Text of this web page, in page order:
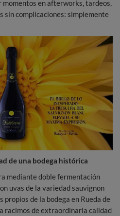
en afterworks, tardeos,
sin complicaciones: simplemente
de una bodega histórica
mediante doble fermentación
uvas de la variedad sauvignon
propios de la bodega en Rueda de
racimos de extraordinaria calidad